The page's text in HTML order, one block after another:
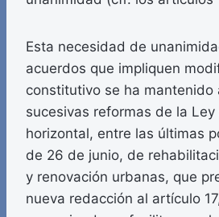
Esta necesidad de
acuerdos que impliquen
constitutivo se ha mantenido
sucesivas reformas de la
horizontal, entre las últimas
de 26 de junio, de
y renovación urbanas, que
nueva redacción al artículo